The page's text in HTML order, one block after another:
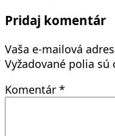
Pridaj komentár
Vaša e-mailová
Vyžadované polia sú
Komentár *